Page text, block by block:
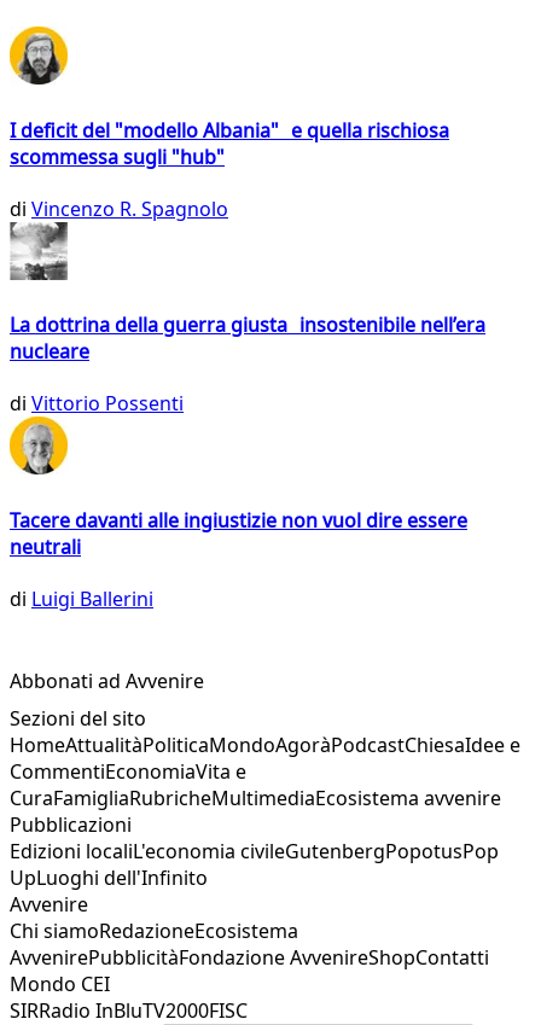
I deficit del "modello Albania" e quella rischiosa
scommessa sugli "hub"
di Vincenzo R. Spagnolo
La dottrina della guerra giusta insostenibile nell’era
nucleare
di Vittorio Possenti
Tacere davanti alle ingiustizie non vuol dire essere
neutrali
di Luigi Ballerini
Abbonati ad Avvenire
Sezioni del sito
HomeAttualitàPoliticaMondoAgoràPodcastChiesaIdee e
CommentiEconomiaVita e
CuraFamigliaRubricheMultimediaEcosistema avvenire
Pubblicazioni
Edizioni localiL'economia civileGutenbergPopotusPop
UpLuoghi dell'Infinito
Avvenire
Chi siamoRedazioneEcosistema
AvvenirePubblicitàFondazione AvvenireShopContatti
Mondo CEI
SIRRadio InBluTV2000FISC